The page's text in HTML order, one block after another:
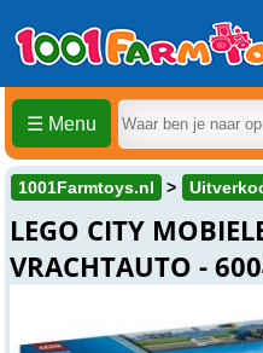
☰ Menu
1001Farmtoys.nl
LEGO CITY
VRACHTAUTO -